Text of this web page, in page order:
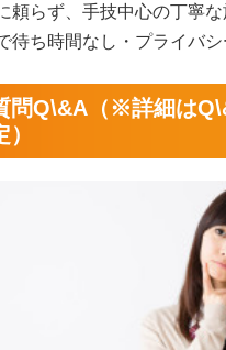
頼らず、手技中心の丁寧
待ち時間なし・プライバ
問Q\&A（※詳細は